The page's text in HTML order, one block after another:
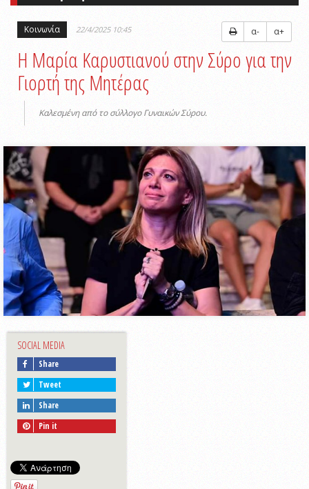
Κοινωνία 22/4/2025 10:45 α- α+
Η Μαρία Καρυστιανού στην Σύρο για την
Γιορτή της Μητέρας
Καλεσμένη από το σύλλογο Γυναικών Σύρου.
SOCIAL MEDIA
Share
Tweet
Share
Pin it